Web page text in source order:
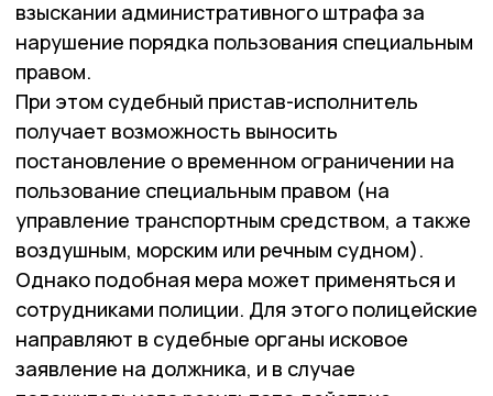
взыскании административного штрафа за
нарушение порядка пользования специальным
правом.
При этом судебный пристав-исполнитель
получает возможность выносить
постановление о временном ограничении на
пользование специальным правом (на
управление транспортным средством, а также
воздушным, морским или речным судном).
Однако подобная мера может применяться и
сотрудниками полиции. Для этого полицейские
направляют в судебные органы исковое
заявление на должника, и в случае